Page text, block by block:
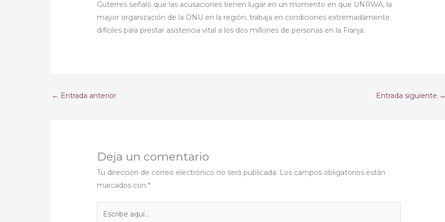
Guterres señaló que las acusaciones tienen lugar en un momento en que UNRWA, la
mayor organización de la ONU en la región, trabaja en condiciones extremadamente
difíciles para prestar asistencia vital a los dos millones de personas en la Franja.
← Entrada anterior Entrada siguiente
Deja un comentario
Tu dirección de correo electrónico no será publicada. Los campos obligatorios están
marcados con*